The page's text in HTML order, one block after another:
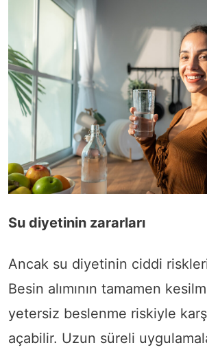
Su diyetinin zararları
Ancak su diyetinin ciddi
Besin alımının tamamen
yetersiz beslenme riskiyle
açabilir. Uzun süreli